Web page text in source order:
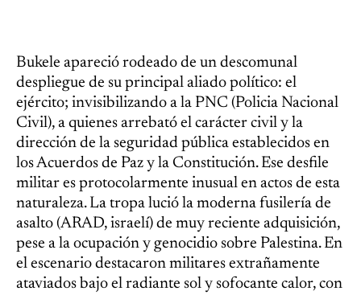
Bukele apareció rodeado de un descomunal
despliegue de su principal aliado político: el
ejército; invisibilizando a la PNC (Policia Nacional
Civil), a quienes arrebató el carácter civil y la
dirección de la seguridad pública establecidos en
los Acuerdos de Paz y la Constitución. Ese desfile
militar es protocolarmente inusual en actos de esta
naturaleza. La tropa lució la moderna fusilería de
asalto (ARAD, israelí) de muy reciente adquisición,
pese a la ocupación y genocidio sobre Palestina. En
el escenario destacaron militares extrañamente
ataviados bajo el radiante sol y sofocante calor, con